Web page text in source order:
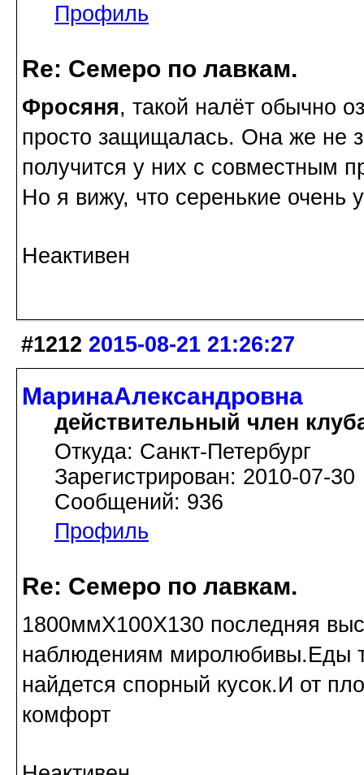
Профиль
Re: Семеро по лавкам.
Фросяня, такой налёт обычно
просто защищалась. Она же не
получится у них с совместным
Но я вижу, что серенькие очень
Неактивен
#1212 2015-08-21 21:26:27
МаринаАлександровна
действительный член
Откуда: Cанкт-Петербург
Зарегистрирован: 2010-07-30
Сообщений: 936
Профиль
Re: Семеро по лавкам.
1800ммХ100Х130 последняя
наблюдениям миролюбивы.Еды
найдется спорный кусок.И от
комфорт